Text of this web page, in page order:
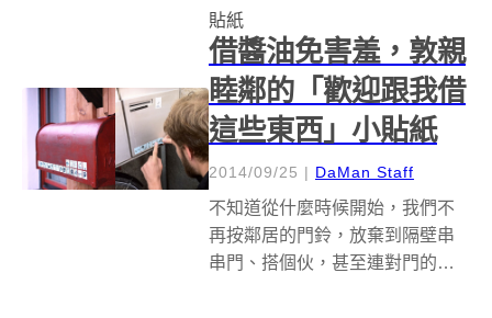
見得能夠有效地讓孩童正確拼出
每一個字，以及...
貼紙
借醬油免害羞，敦親
睦鄰的「歡迎跟我借
這些東西」小貼紙
2014/09/25 | DaMan Staff
不知道從什麼時候開始，我們不
再按鄰居的門鈴，放棄到隔壁串
串門、搭個伙，甚至連對門的人